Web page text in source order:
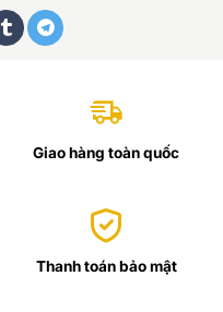
Giao hàng toàn quốc
Thanh toán bảo mật